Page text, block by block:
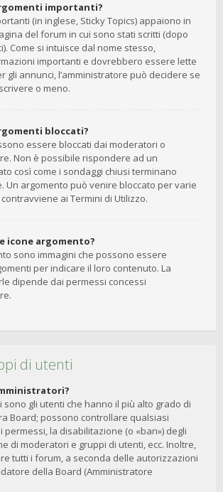
importanti?
(in inglese, Sticky Topics) appaiono in
del forum in cui sono stati scritti (dopo
Come si intuisce dal nome stesso,
importanti e dovrebbero essere lette
gli annunci, l’amministratore può decidere se
o meno.
bloccati?
essere bloccati dai moderatori o
Non è possibile rispondere ad un
così come i sondaggi chiusi terminano
Un argomento può venire bloccato per varie
ai Termini di Utilizzo.
icone argomento?
sono immagini che possono essere
per indicare il loro contenuto. La
dipende dai permessi concessi
di utenti
sono gli utenti che hanno il più alto grado di
Board; possono controllare qualsiasi
permessi, la disabilitazione (o «ban») degli
di moderatori e gruppi di utenti, ecc. Inoltre,
tutti i forum, a seconda delle autorizzazioni
della Board (Amministratore